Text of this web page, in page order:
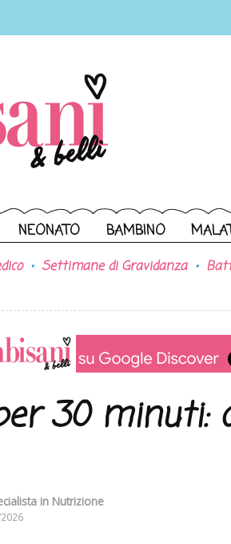
NEONATO BAMBINO
Settimane di Gravidanza
30 minuti:
in Nutrizione